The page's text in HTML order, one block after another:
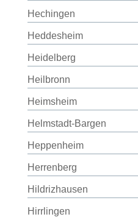
Hechingen
Heddesheim
Heidelberg
Heilbronn
Heimsheim
Helmstadt-Bargen
Heppenheim
Herrenberg
Hildrizhausen
Hirrlingen